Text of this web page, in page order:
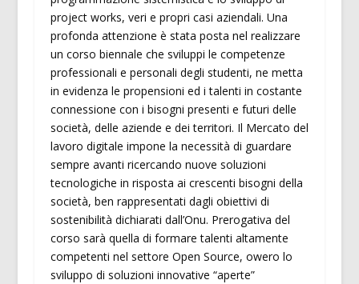
project works, veri e propri casi aziendali. Una
profonda attenzione è stata posta nel realizzare
un corso biennale che sviluppi le competenze
professionali e personali degli studenti, ne metta
in evidenza le propensioni ed i talenti in costante
connessione con i bisogni presenti e futuri delle
società, delle aziende e dei territori. Il Mercato del
lavoro digitale impone la necessità di guardare
sempre avanti ricercando nuove soluzioni
tecnologiche in risposta ai crescenti bisogni della
società, ben rappresentati dagli obiettivi di
sostenibilità dichiarati dall’Onu. Prerogativa del
corso sarà quella di formare talenti altamente
competenti nel settore Open Source, owero lo
sviluppo di soluzioni innovative “aperte”